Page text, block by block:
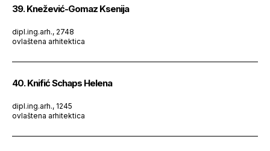
39. Knežević-Gomaz Ksenija
dipl.ing.arh., 2748
ovlaštena arhitektica
40. Knifić Schaps Helena
dipl.ing.arh., 1245
ovlaštena arhitektica